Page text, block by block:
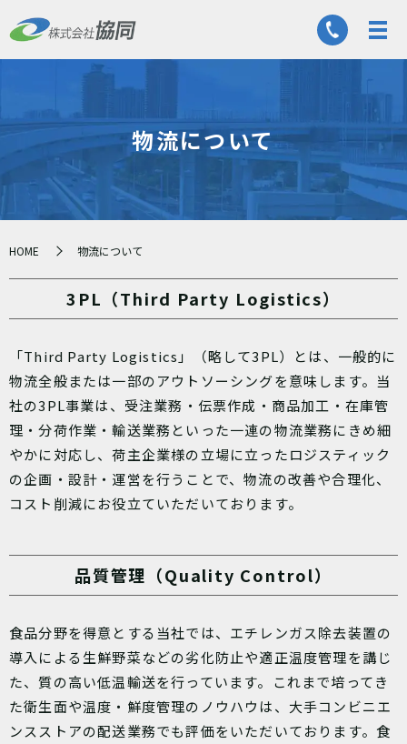
物流について
HOME 物流について
3PL（Third Party Logistics）
「Third Party Logistics」（略して3PL）とは、一般的に
物流全般または一部のアウトソーシングを意味します。当
社の3PL事業は、受注業務・伝票作成・商品加工・在庫管
理・分荷作業・輸送業務といった一連の物流業務にきめ細
やかに対応し、荷主企業様の立場に立ったロジスティック
の企画・設計・運営を行うことで、物流の改善や合理化、
コスト削減にお役立ていただいております。
品質管理（Quality Control）
食品分野を得意とする当社では、エチレンガス除去装置の
導入による生鮮野菜などの劣化防止や適正温度管理を講じ
た、質の高い低温輸送を行っています。これまで培ってき
た衛生面や温度・鮮度管理のノウハウは、大手コンビニエ
ンスストアの配送業務でも評価をいただいております。食